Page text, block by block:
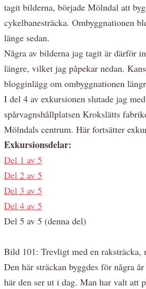
tagit bilderna, började Mölndal att
cykelbanesträcka. Ombyggnationen
länge sedan.
Några av bilderna jag tagit är därför
längre, vilket jag påpekar nedan.
blogginlägg om ombyggnationen
I del 4 av exkursionen slutade jag
spårvagnshållplatsen Krokslätts
Mölndals centrum. Här fortsätter
Exkursionsdelar:
Del 1 av 5
Del 2 av 5
Del 3 av 5
Del 4 av 5
Del 5 av 5 (denna del)
Bild 101: Trevligt med en raksträcka,
Den här sträckan byggdes för några
här den ser ut i dag. Man har valt att